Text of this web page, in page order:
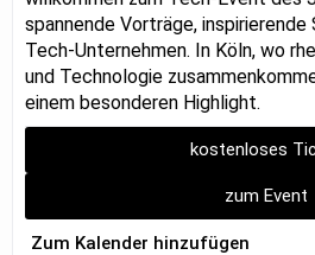
spannende Vorträge,
Tech-Unternehmen. In Köln, wo
und Technologie
einem besonderen Highlight.
kostenloses
zum Event
Zum Kalender hinzufügen